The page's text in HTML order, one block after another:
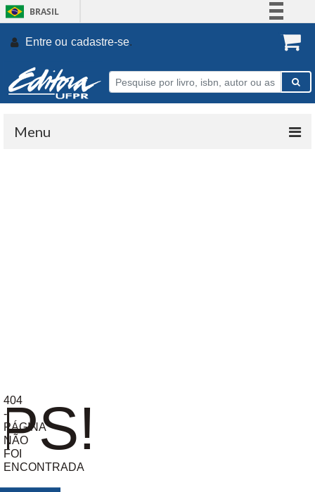
BRASIL
Participe
Entre ou cadastre-se.
Menu
404
-
PÁGINA
NÃO
FOI
ENCONTRADA